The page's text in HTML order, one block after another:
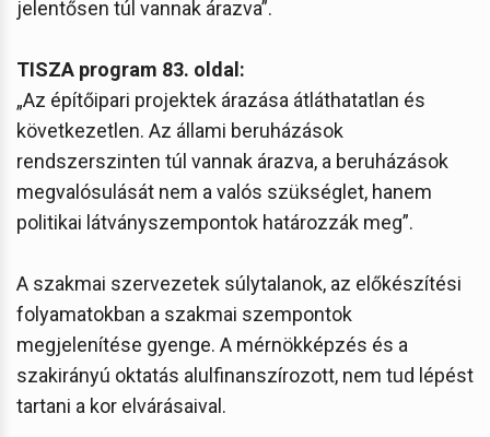
jelentősen túl vannak árazva”.
TISZA program 83. oldal:
„Az építőipari projektek árazása átláthatatlan és
következetlen. Az állami beruházások
rendszerszinten túl vannak árazva, a beruházások
megvalósulását nem a valós szükséglet, hanem
politikai látványszempontok határozzák meg”.
A szakmai szervezetek súlytalanok, az előkészítési
folyamatokban a szakmai szempontok
megjelenítése gyenge. A mérnökképzés és a
szakirányú oktatás alulfinanszírozott, nem tud lépést
tartani a kor elvárásaival.